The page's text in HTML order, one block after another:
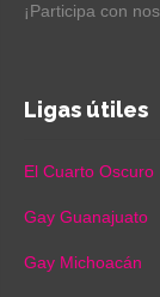
¡Participa con
Ligas útiles
El Cuarto Oscuro
Gay Guanajuato
Gay Michoacán